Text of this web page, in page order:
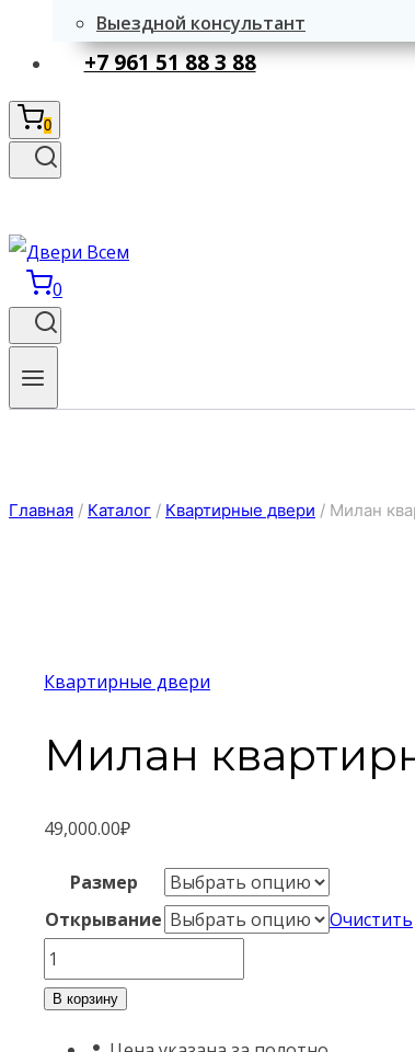
Выездной консультант
+7 961 51 88 3 88
0
0
Главная / Каталог / Квартирные двери / Милан
Квартирные двери
Милан
49,000.00₽
Размер
Открывание
Очистить
Количество
товара
В корзину